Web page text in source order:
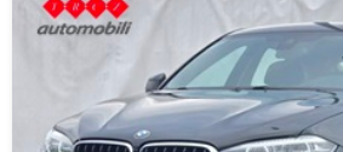
2022
Cijena